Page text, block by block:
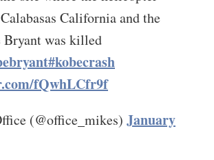
California and the
Bryant was killed
#kobecrash
fQwhLCfr9f
(@office_mikes) January